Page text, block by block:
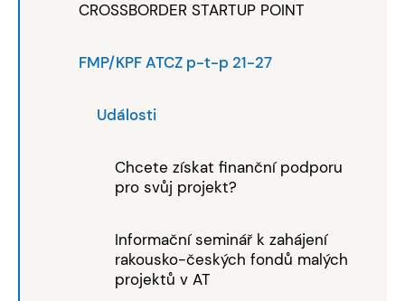
CROSSBORDER STARTUP POINT
FMP/KPF ATCZ p-t-p 21-27
Události
Chcete získat finanční podporu
pro svůj projekt?
Informační seminář k zahájení
rakousko-českých fondů malých
projektů v AT